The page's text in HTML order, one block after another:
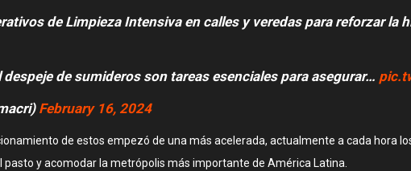
de Limpieza Intensiva en calles y veredas para reforzar
de sumideros son tareas esenciales para asegurar…
February 16, 2024
de estos empezó de una más acelerada, actualmente a cada hora
pasto y acomodar la metrópolis más importante de América Latina.